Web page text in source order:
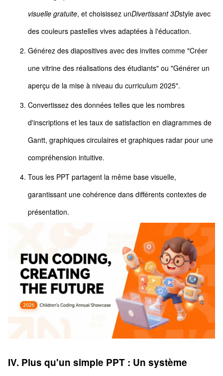
visuelle gratuite, et choisissez unDivertissant 3Dstyle avec
des couleurs pastelles vives adaptées à l'éducation.
Générez des diapositives avec des invites comme "Créer
une vitrine des réalisations des étudiants" ou "Générer un
aperçu de la mise à niveau du curriculum 2025".
Convertissez des données telles que les nombres
d'inscriptions et les taux de satisfaction en diagrammes de
Gantt, graphiques circulaires et graphiques radar pour une
compréhension intuitive.
Tous les PPT partagent la même base visuelle,
garantissant une cohérence dans différents contextes de
présentation.
IV. Plus qu'un simple PPT : Un système